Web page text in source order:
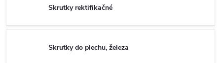
Skrutky rektifikačné
Skrutky do plechu, železa